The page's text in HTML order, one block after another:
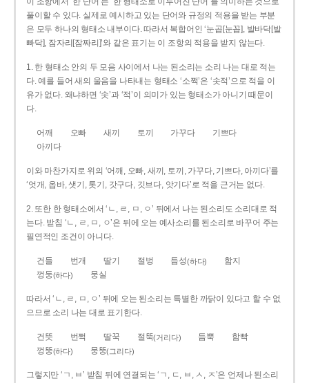
풀이할 수 있다. 실제로 예시하고 있는 단어와 규정의 적용을 받는 부분
은 모두 하나의 형태소 내부이다. 따라서 복합어인 ‘눈곱[눈꼽], 발바닥[발
빠닥], 잠자리[잠짜리]’와 같은 표기는 이 조항의 적용을 받지 않는다.
1. 한 형태소 안의 두 모음 사이에서 나는 된소리는 소리 나는 대로 적는
다. 예를 들어 새의 울음을 나타내는 형태소 ‘소쩍’은 ‘솟적’으로 적을 이
유가 없다. 왜냐하면 ‘솟’과 ‘적’이 의미가 있는 형태소가 아니기 때문이
다.
어깨 오빠 새끼 토끼 가꾸다
기쁘다
아끼다
이와 마찬가지로 위의 ‘어깨, 오빠, 새끼, 토끼, 가꾸다, 기쁘다, 아끼다’를
‘엇개, 옵바, 샛기, 톳기, 갓구다, 깃브다, 앗기다’로 적을 근거는 없다.
2. 또한 한 형태소에서 ‘ㄴ, ㄹ, ㅁ, ㅇ’ 뒤에서 나는 된소리도 소리대로 적
는다. 받침 ‘ㄴ, ㄹ, ㅁ, ㅇ’은 뒤에 오는 예사소리를 된소리로 바꾸어 주는
필연적인 조건이 아니다.
건들 번개 딸기 절벙 듬성(하다)
함지
껑둥(하다) 뭉실
따라서 ‘ㄴ, ㄹ, ㅁ, ㅇ’ 뒤에 오는 된소리는 특별한 까닭이 있다고 할 수 없
으므로 소리 나는 대로 표기한다.
건뜻 번쩍 딸꾹 절뚝(거리다) 듬뿍
함빡
껑뚱(하다) 뭉뚱(그리다)
그렇지만 ‘ㄱ, ㅂ’ 받침 뒤에 연결되는 ‘ㄱ, ㄷ, ㅂ, ㅅ, ㅈ’은 언제나 된소리